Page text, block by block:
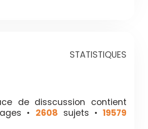
STATISTIQUES
de disscussion contient
• 2608 sujets •19579